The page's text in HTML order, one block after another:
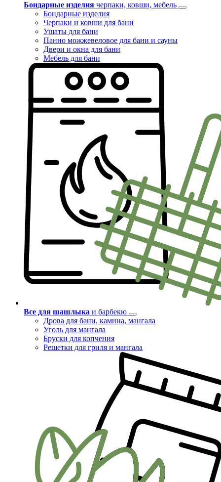
Бондарные изделия черпаки, ковши, мебель
Бондарные изделия
Черпаки и ковши для бани
Ушаты для бани
Панно можжевеловое для бани и сауны
Двери и окна для бани
Мебель для бани
Все для шашлыка и барбекю
Дрова для бани, камина, мангала
Уголь для мангала
Бруски для копчения
Решетки для гриля и мангала